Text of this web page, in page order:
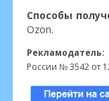
Способы
Ozon.
Рекламодатель:
России № 3542 от